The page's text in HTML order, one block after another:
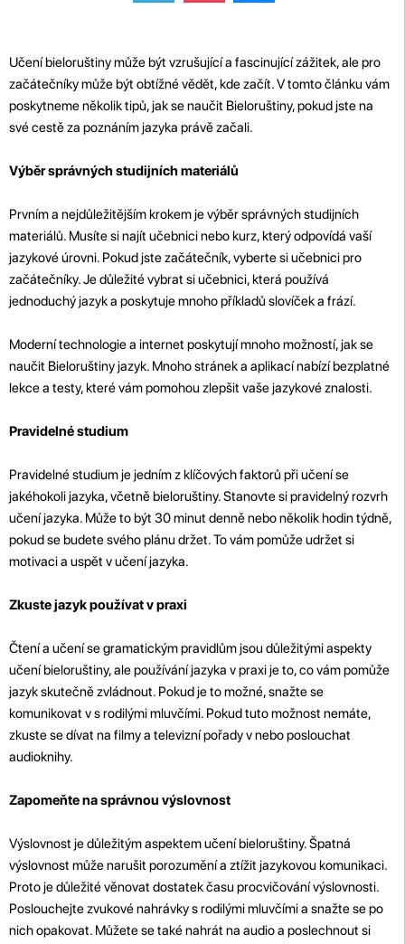
Učení bieloruštiny může být vzrušující a fascinující zážitek, ale pro
začátečníky může být obtížné vědět, kde začít. V tomto článku vám
poskytneme několik tipů, jak se naučit Bieloruštiny, pokud jste na
své cestě za poznáním jazyka právě začali.
Výběr správných studijních materiálů
Prvním a nejdůležitějším krokem je výběr správných studijních
materiálů. Musíte si najít učebnici nebo kurz, který odpovídá vaší
jazykové úrovni. Pokud jste začátečník, vyberte si učebnici pro
začátečníky. Je důležité vybrat si učebnici, která používá
jednoduchý jazyk a poskytuje mnoho příkladů slovíček a frází.
Moderní technologie a internet poskytují mnoho možností, jak se
naučit Bieloruštiny jazyk. Mnoho stránek a aplikací nabízí bezplatné
lekce a testy, které vám pomohou zlepšit vaše jazykové znalosti.
Pravidelné studium
Pravidelné studium je jedním z klíčových faktorů při učení se
jakéhokoli jazyka, včetně bieloruštiny. Stanovte si pravidelný rozvrh
učení jazyka. Může to být 30 minut denně nebo několik hodin týdně,
pokud se budete svého plánu držet. To vám pomůže udržet si
motivaci a uspět v učení jazyka.
Zkuste jazyk používat v praxi
Čtení a učení se gramatickým pravidlům jsou důležitými aspekty
učení bieloruštiny, ale používání jazyka v praxi je to, co vám pomůže
jazyk skutečně zvládnout. Pokud je to možné, snažte se
komunikovat v s rodilými mluvčími. Pokud tuto možnost nemáte,
zkuste se dívat na filmy a televizní pořady v nebo poslouchat
audioknihy.
Zapomeňte na správnou výslovnost
Výslovnost je důležitým aspektem učení bieloruštiny. Špatná
výslovnost může narušit porozumění a ztížit jazykovou komunikaci.
Proto je důležité věnovat dostatek času procvičování výslovnosti.
Poslouchejte zvukové nahrávky s rodilými mluvčími a snažte se po
nich opakovat. Můžete se také nahrát na audio a poslechnout si